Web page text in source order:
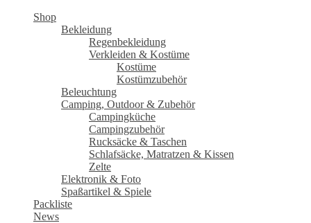
Shop
Bekleidung
Regenbekleidung
Verkleiden & Kostüme
Kostüme
Kostümzubehör
Beleuchtung
Camping, Outdoor & Zubehör
Campingküche
Campingzubehör
Rucksäcke & Taschen
Schlafsäcke, Matratzen & Kissen
Zelte
Elektronik & Foto
Spaßartikel & Spiele
Packliste
News